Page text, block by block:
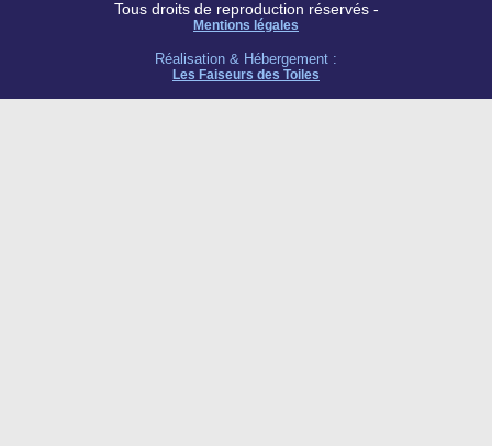
Tous droits de reproduction réservés -
Mentions légales
Réalisation & Hébergement :
Les Faiseurs des Toiles